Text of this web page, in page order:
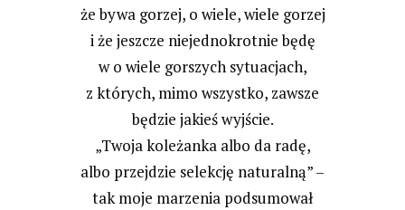
że bywa gorzej, o wiele, wiele gorzej
i że jeszcze niejednokrotnie będę
w o wiele gorszych sytuacjach,
z których, mimo wszystko, zawsze
będzie jakieś wyjście.
„Twoja koleżanka albo da radę,
albo przejdzie selekcję naturalną” –
tak moje marzenia podsumował